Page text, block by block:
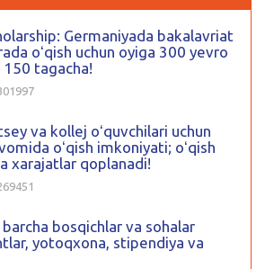
Germaniyada bakalavriat
oʻqish uchun oyiga 300 yevro
tagacha!
va kollej oʻquvchilari uchun
oʻqish imkoniyati; oʻqish
xarajatlar qoplanadi!
bosqichlar va sohalar
yotoqxona, stipendiya va